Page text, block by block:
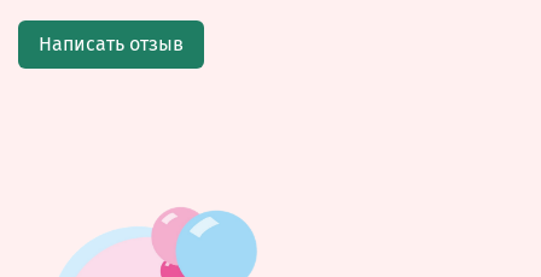
Написать отзыв